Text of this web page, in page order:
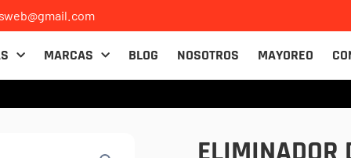
MARCAS BLOG NOSOTROS MAYOREO